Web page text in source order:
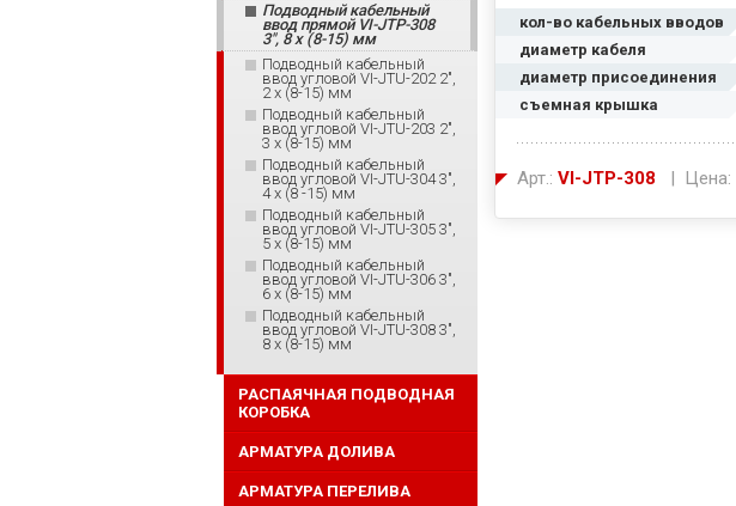
кол-во кабельных вводов
диаметр кабеля
диаметр присоединения
съемная крышка
Арт.: VI-JTP-308 | Цена:
Подводный кабельный
ввод прямой VI-JTP-308
3", 8 x (8-15) мм
Подводный кабельный
ввод угловой VI-JTU-202 2",
2 x (8-15) мм
Подводный кабельный
ввод угловой VI-JTU-203 2",
3 x (8-15) мм
Подводный кабельный
ввод угловой VI-JTU-304 3",
4 x (8 -15) мм
Подводный кабельный
ввод угловой VI-JTU-305 3",
5 x (8-15) мм
Подводный кабельный
ввод угловой VI-JTU-306 3",
6 x (8-15) мм
Подводный кабельный
ввод угловой VI-JTU-308 3",
8 x (8-15) мм
РАСПАЯЧНАЯ ПОДВОДНАЯ
КОРОБКА
АРМАТУРА ДОЛИВА
АРМАТУРА ПЕРЕЛИВА